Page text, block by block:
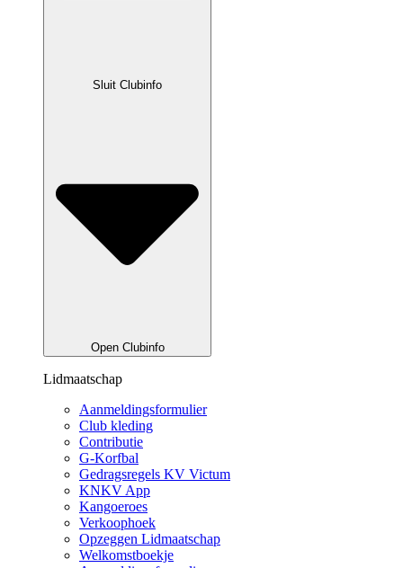
Sluit Clubinfo
Open Clubinfo
Lidmaatschap
Aanmeldingsformulier
Club kleding
Contributie
G-Korfbal
Gedragsregels KV Victum
KNKV App
Kangoeroes
Verkoophoek
Opzeggen Lidmaatschap
Welkomstboekje